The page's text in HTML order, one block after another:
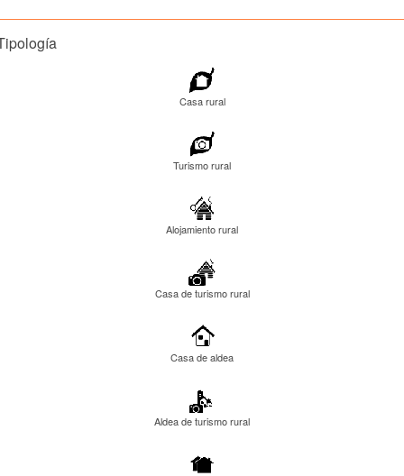
Casa rural
Turismo rural
Alojamiento rural
Casa de turismo rural
Casa de aldea
Aldea de turismo rural